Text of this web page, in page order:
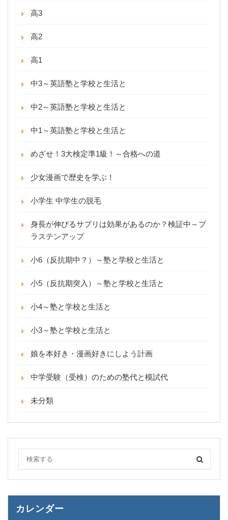
高3
高2
高1
中3～英語塾と学校と生活と
中2～英語塾と学校と生活と
中1～英語塾と学校と生活と
めざせ！3大検定準1級！～合格への道
少女漫画で歴史を学ぶ！
小学生 中学生の脱毛
身長が伸びるサプリは効果があるのか？検証中～プ
ラステンアップ
小6（反抗期中？）～塾と学校と生活と
小5（反抗期突入）～塾と学校と生活と
小4～塾と学校と生活と
小3～塾と学校と生活と
娘を本好き・漫画好きにしよう計画
中学受験（受検）のための塾代と模試代
未分類
カレンダー